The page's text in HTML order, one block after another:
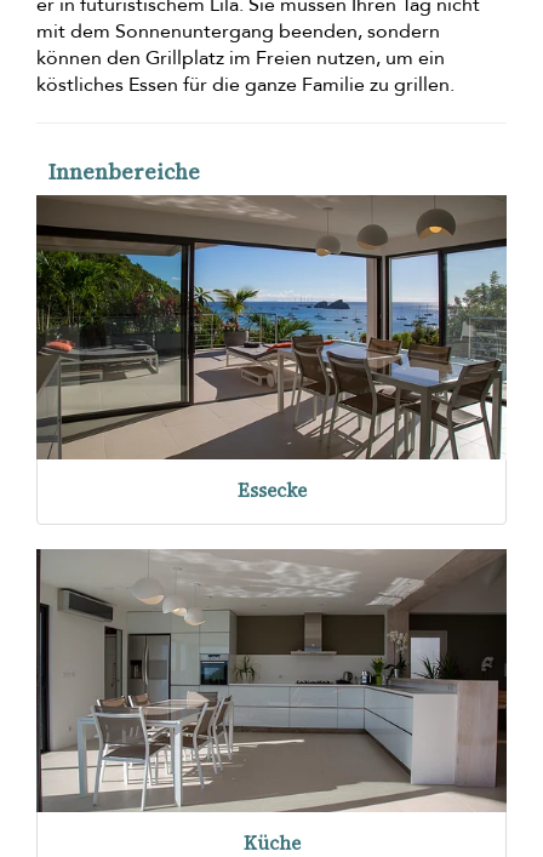
er in futuristischem Lila. Sie müssen Ihren Tag nicht
mit dem Sonnenuntergang beenden, sondern
können den Grillplatz im Freien nutzen, um ein
köstliches Essen für die ganze Familie zu grillen.
Innenbereiche
Essecke
Küche